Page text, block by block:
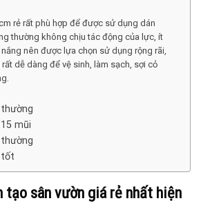
rẻ rất phù hợp để được sử dụng dán
thường không chịu tác động của lực, ít
nên được lựa chọn sử dụng rộng rãi,
dễ dàng để vệ sinh, làm sạch, sợi cỏ
mũi
tốt
tạo sân vườn giá rẻ nhất hiện